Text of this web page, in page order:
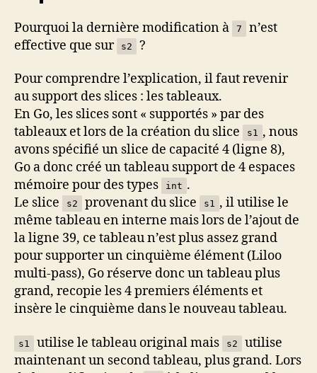
Pourquoi la dernière modification à 7
n’est
effective que sur
s2 ?
Pour comprendre l’explication, il faut revenir
au support des slices : les tableaux.
En Go, les slices sont « supportés » par des
tableaux et lors de la création du slice
s1 , nous
avons spécifié un slice de capacité 4 (ligne 8),
Go a donc créé un tableau support de 4 espaces
mémoire pour des types
int .
Le slice
s2 provenant du slice s1 , il utilise le
même tableau en interne mais lors de l’ajout de
la ligne 39, ce tableau n’est plus assez grand
pour supporter un cinquième élément (Liloo
multi-pass), Go réserve donc un tableau plus
grand, recopie les 4 premiers éléments et
insère le cinquième dans le nouveau tableau.
s1 utilise le tableau original mais s2
utilise
maintenant un second tableau, plus grand. Lors